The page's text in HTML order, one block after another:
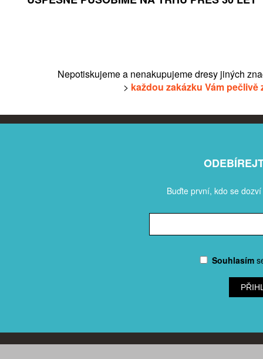
Nepotiskujeme a nenakupujeme dresy jiných
> každou zakázku Vám
Buďte první, kdo se
Souhlasím